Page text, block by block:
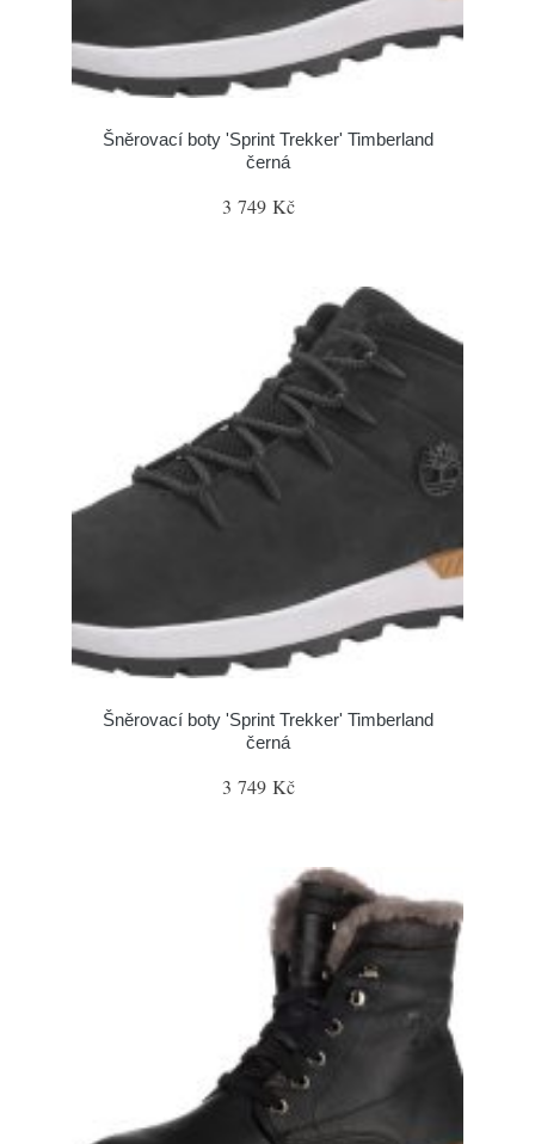
Šněrovací boty 'Sprint Trekker' Timberland
černá
3 749 Kč
Šněrovací boty 'Sprint Trekker' Timberland
černá
3 749 Kč